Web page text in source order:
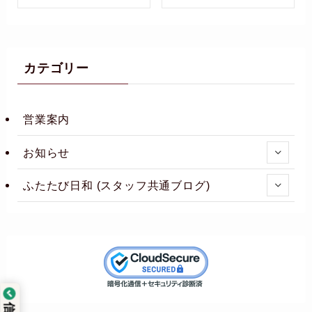
カテゴリー
営業案内
お知らせ
ふたたび日和 (スタッフ共通ブログ)